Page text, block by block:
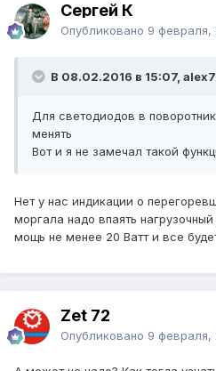
Сергей К
Опубликовано 9 февраля,
В 08.02.2016 в 15:07,
Для светодиодов в
менять
Вот и я не замечал такой
Нет у нас индикации о
моргала надо впаять
мощь не менее 20 Ватт и все
Zet 72
Опубликовано 9 февраля,